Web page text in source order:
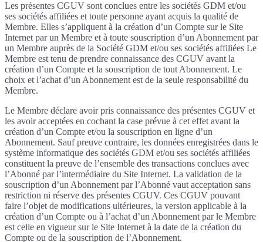
Les présentes CGUV sont conclues entre les sociétés GDM et/ou
ses sociétés affiliées et toute personne ayant acquis la qualité de
Membre. Elles s’appliquent à la création d’un Compte sur le Site
Internet par un Membre et à toute souscription d’un Abonnement par
un Membre auprès de la Société GDM et/ou ses sociétés affiliées Le
Membre est tenu de prendre connaissance des CGUV avant la
création d’un Compte et la souscription de tout Abonnement. Le
choix et l’achat d’un Abonnement est de la seule responsabilité du
Membre.
Le Membre déclare avoir pris connaissance des présentes CGUV et
les avoir acceptées en cochant la case prévue à cet effet avant la
création d’un Compte et/ou la souscription en ligne d’un
Abonnement. Sauf preuve contraire, les données enregistrées dans le
système informatique des sociétés GDM et/ou ses sociétés affiliées
constituent la preuve de l’ensemble des transactions conclues avec
l’Abonné par l’intermédiaire du Site Internet. La validation de la
souscription d’un Abonnement par l’Abonné vaut acceptation sans
restriction ni réserve des présentes CGUV. Ces CGUV pouvant
faire l’objet de modifications ultérieures, la version applicable à la
création d’un Compte ou à l’achat d’un Abonnement par le Membre
est celle en vigueur sur le Site Internet à la date de la création du
Compte ou de la souscription de l’Abonnement.